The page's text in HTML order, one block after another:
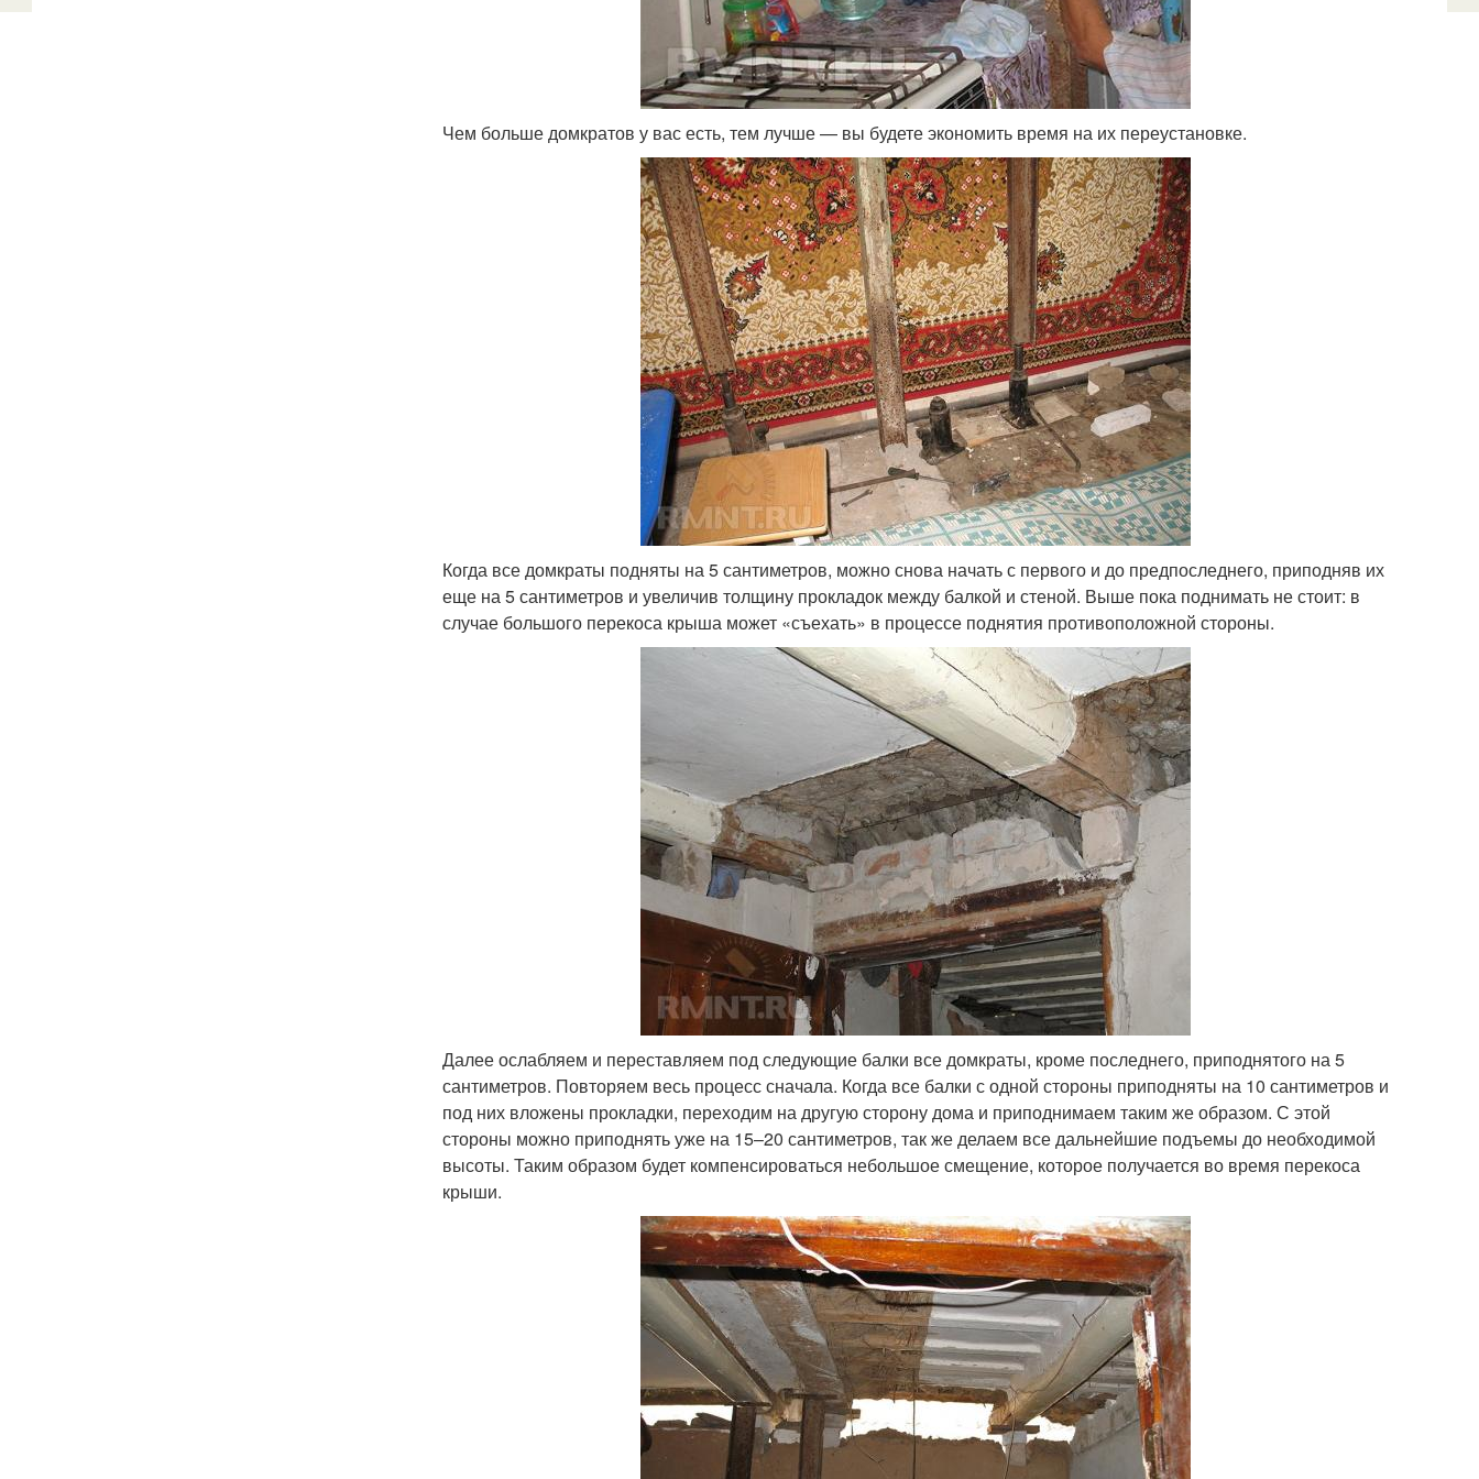
Чем больше домкратов у вас есть, тем лучше — вы будете экономить время на их переустановке.
Когда все домкраты подняты на 5 сантиметров, можно снова начать с первого и до предпоследнего, приподняв их
еще на 5 сантиметров и увеличив толщину прокладок между балкой и стеной. Выше пока поднимать не стоит: в
случае большого перекоса крыша может «съехать» в процессе поднятия противоположной стороны.
Далее ослабляем и переставляем под следующие балки все домкраты, кроме последнего, приподнятого на 5
сантиметров. Повторяем весь процесс сначала. Когда все балки с одной стороны приподняты на 10 сантиметров и
под них вложены прокладки, переходим на другую сторону дома и приподнимаем таким же образом. С этой
стороны можно приподнять уже на 15–20 сантиметров, так же делаем все дальнейшие подъемы до необходимой
высоты. Таким образом будет компенсироваться небольшое смещение, которое получается во время перекоса
крыши.